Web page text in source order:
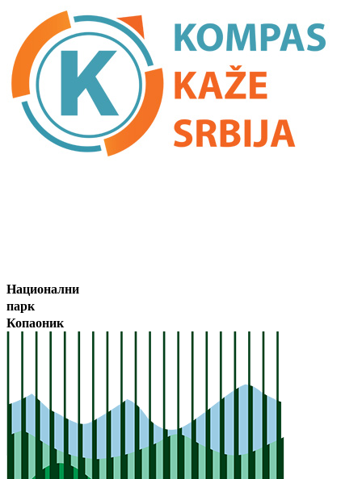
Национални
парк
Копаоник